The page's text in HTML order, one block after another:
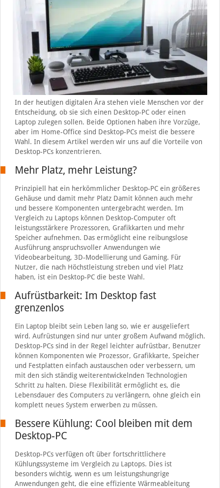
In der heutigen digitalen Ära stehen viele Menschen vor der
Entscheidung, ob sie sich einen Desktop-PC oder einen
Laptop zulegen sollen. Beide Optionen haben ihre Vorzüge,
aber im Home-Office sind Desktop-PCs meist die bessere
Wahl. In diesem Artikel werden wir uns auf die Vorteile von
Desktop-PCs konzentrieren.
Mehr Platz, mehr Leistung?
Prinzipiell hat ein herkömmlicher Desktop-PC ein größeres
Gehäuse und damit mehr Platz Damit können auch mehr
und bessere Komponenten untergebracht werden. Im
Vergleich zu Laptops können Desktop-Computer oft
leistungsstärkere Prozessoren, Grafikkarten und mehr
Speicher aufnehmen. Das ermöglicht eine reibungslose
Ausführung anspruchsvoller Anwendungen wie
Videobearbeitung, 3D-Modellierung und Gaming. Für
Nutzer, die nach Höchstleistung streben und viel Platz
haben, ist ein Desktop-PC die beste Wahl.
Aufrüstbarkeit: Im Desktop fast
grenzenlos
Ein Laptop bleibt sein Leben lang so, wie er ausgeliefert
wird. Aufrüstungen sind nur unter großem Aufwand möglich.
Desktop-PCs sind in der Regel leichter aufrüstbar, Benutzer
können Komponenten wie Prozessor, Grafikkarte, Speicher
und Festplatten einfach austauschen oder verbessern, um
mit den sich ständig weiterentwickelnden Technologien
Schritt zu halten. Diese Flexibilität ermöglicht es, die
Lebensdauer des Computers zu verlängern, ohne gleich ein
komplett neues System erwerben zu müssen.
Bessere Kühlung: Cool bleiben mit dem
Desktop-PC
Desktop-PCs verfügen oft über fortschrittlichere
Kühlungssysteme im Vergleich zu Laptops. Dies ist
besonders wichtig, wenn es um leistungshungrige
Anwendungen geht, die eine effiziente Wärmeableitung